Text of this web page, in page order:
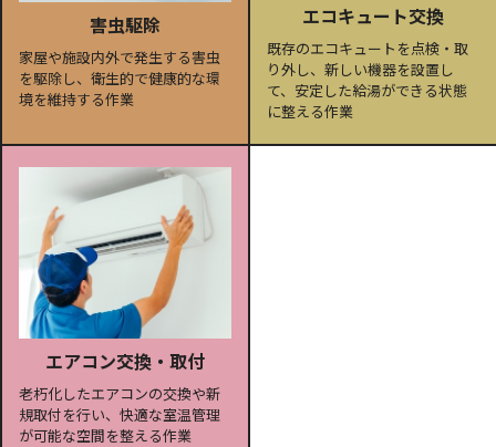
害虫駆除
家屋や施設内外で発生する害虫
を駆除し、衛生的で健康的な環
境を維持する作業
エコキュート交換
既存のエコキュートを点検・取
り外し、新しい機器を設置し
て、安定した給湯ができる状態
に整える作業
エアコン交換・取付
老朽化したエアコンの交換や新
規取付を行い、快適な室温管理
が可能な空間を整える作業